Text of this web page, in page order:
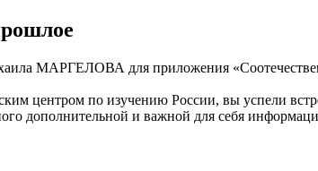
МАРГЕЛОВА для приложения
центром по изучению России, вы успели
дополнительной и важной для себя